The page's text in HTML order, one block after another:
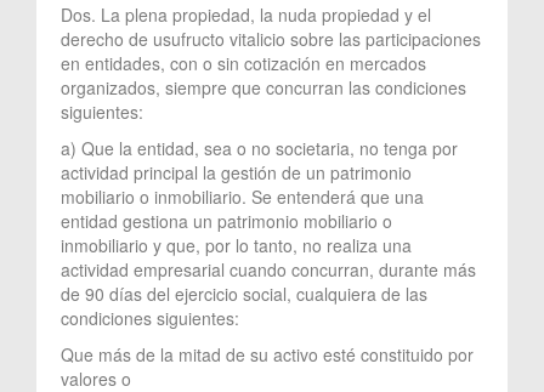
Dos. La plena propiedad, la nuda propiedad y el
derecho de usufructo vitalicio sobre las participaciones
en entidades, con o sin cotización en mercados
organizados, siempre que concurran las condiciones
siguientes:
a) Que la entidad, sea o no societaria, no tenga por
actividad principal la gestión de un patrimonio
mobiliario o inmobiliario. Se entenderá que una
entidad gestiona un patrimonio mobiliario o
inmobiliario y que, por lo tanto, no realiza una
actividad empresarial cuando concurran, durante más
de 90 días del ejercicio social, cualquiera de las
condiciones siguientes:
Que más de la mitad de su activo esté constituido por
valores o